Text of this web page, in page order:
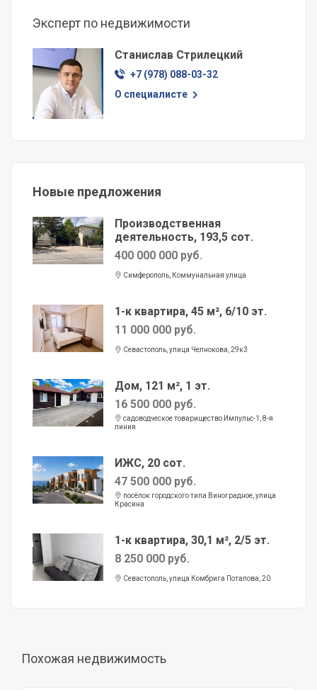
Эксперт по недвижимости
Станислав Стрилецкий
+7 (978) 088-03-32
О специалисте
Новые предложения
Производственная
деятельность, 193,5 сот.
400 000 000 руб.
Симферополь, Коммунальная улица
1-к квартира, 45 м², 6/10 эт.
11 000 000 руб.
Севастополь, улица Челнокова, 29к3
Дом, 121 м², 1 эт.
16 500 000 руб.
садоводческое товарищество Импульс-1, 8-я
линия
ИЖС, 20 сот.
47 500 000 руб.
посёлок городского типа Виноградное, улица
Красина
1-к квартира, 30,1 м², 2/5 эт.
8 250 000 руб.
Севастополь, улица Комбрига Потапова, 20
Похожая недвижимость